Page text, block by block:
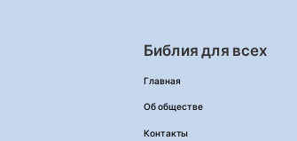
Библия для всех
Главная
Об обществе
Контакты